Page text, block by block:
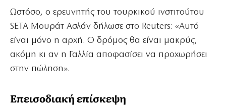
Ωστόσο, ο ερευνητής του τουρκικού ινστιτούτου
SETA Μουράτ Ασλάν δήλωσε στο Reuters: «Αυτό
είναι μόνο η αρχή. Ο δρόμος θα είναι μακρύς,
ακόμη κι αν η Γαλλία αποφασίσει να προχωρήσει
στην πώληση».
Επεισοδιακή επίσκεψη